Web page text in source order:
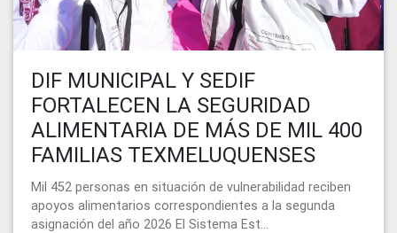
DIF MUNICIPAL Y SEDIF
FORTALECEN LA SEGURIDAD
ALIMENTARIA DE MÁS DE MIL 400
FAMILIAS TEXMELUQUENSES
Mil 452 personas en situación de vulnerabilidad reciben
apoyos alimentarios correspondientes a la segunda
asignación del año 2026 El Sistema Est...